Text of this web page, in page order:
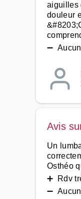
aiguilles
douleur
➖ Aucun
Avis
Un
Osthéo
➕ Rdv
➖ Aucun